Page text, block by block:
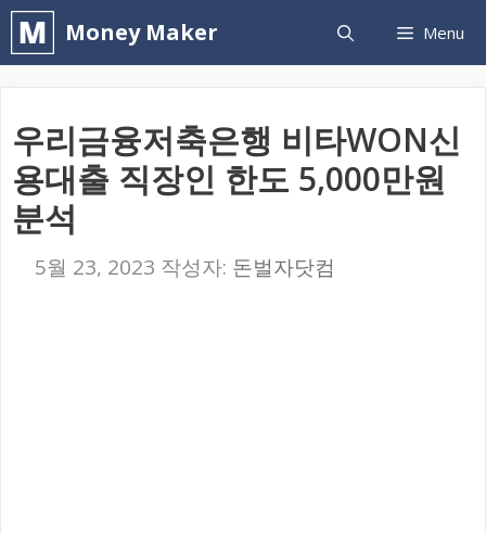
컨
텐
건
너
뛰
Money Maker Menu
우리금융저축은행 비타WON신
용대출 직장인 한도 5,000만원
분석
5월 23, 2023 작성자: 돈벌자닷컴